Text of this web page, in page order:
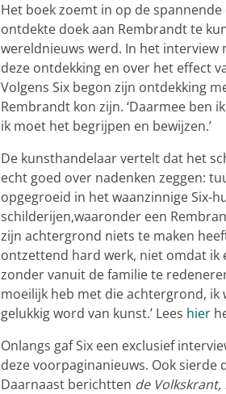
Het boek zoemt in op de
ontdekte doek aan Rembrandt te
wereldnieuws werd. In het interview
deze ontdekking en over het effect
Volgens Six begon zijn ontdekking
Rembrandt kon zijn. ‘Daarmee ben
ik moet het begrijpen en bewijzen.’
De kunsthandelaar vertelt dat het
echt goed over nadenken zeggen:
opgegroeid in het waanzinnige Six-
schilderijen,waaronder een
zijn achtergrond niets te maken
ontzettend hard werk, niet omdat ik
zonder vanuit de familie te
moeilijk heb met die achtergrond, ik
gelukkig word van kunst.’ Lees hier
Onlangs gaf Six een exclusief
deze voorpaginanieuws. Ook sierde
Daarnaast berichtten de